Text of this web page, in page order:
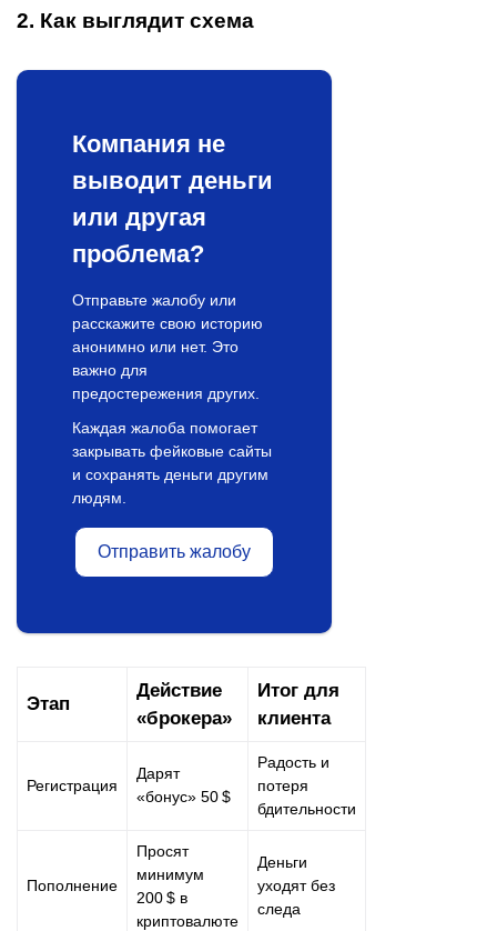
2. Как выглядит схема
Компания не
выводит деньги
или другая
проблема?
Отправьте жалобу или
расскажите свою историю
анонимно или нет. Это
важно для
предостережения других.
Каждая жалоба помогает
закрывать фейковые сайты
и сохранять деньги другим
людям.
Отправить жалобу
Этап
Действие
«брокера»
Итог для
клиента
Регистрация
Дарят
«бонус» 50 $
Радость и
потеря
бдительности
Пополнение
Просят
минимум
200 $ в
криптовалюте
Деньги
уходят без
следа